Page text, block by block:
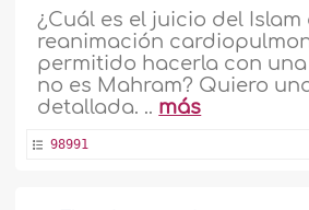
¿Cuál es el juicio del Islam
reanimación
permitido hacerla con
no es Mahram? Quiero
detallada. .. más
98991